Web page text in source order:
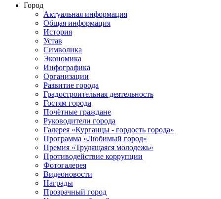
Город
Актуальная информация
Общая информация
История
Устав
Символика
Экономика
Инфографика
Организации
Развитие города
Градостроительная деятельность
Гостям города
Почётные граждане
Руководители города
Галерея «Курганцы - гордость города»
Программа «Любимый город»
Премия «Трудящаяся молодежь»
Противодействие коррупции
Фотогалерея
Видеоновости
Награды
Прозрачный город